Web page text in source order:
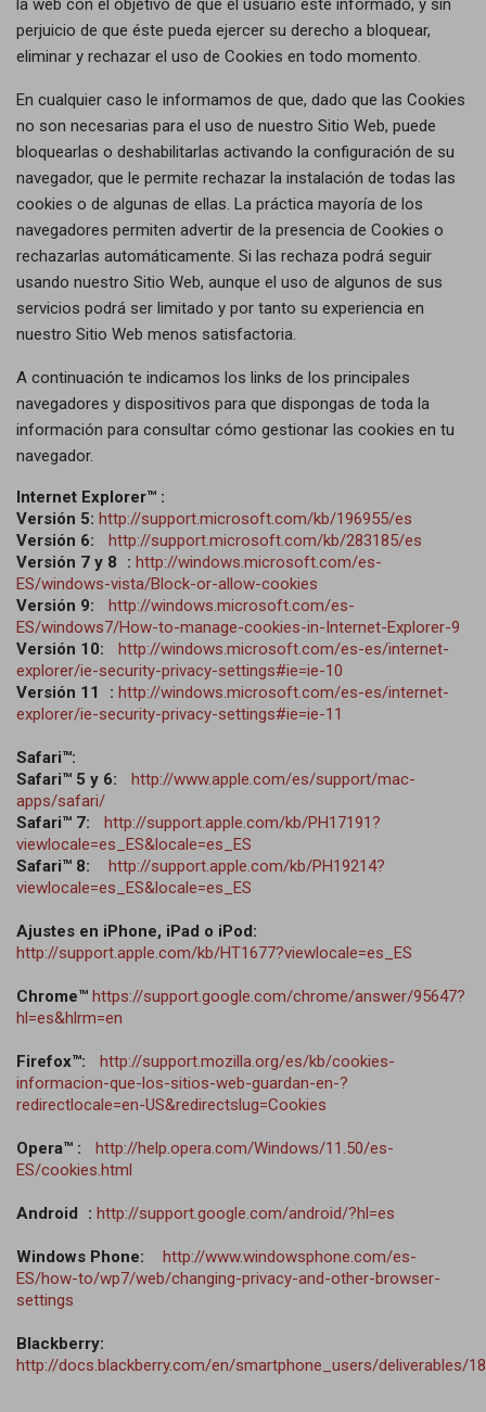
la web con el objetivo de que el usuario esté informado, y sin
perjuicio de que éste pueda ejercer su derecho a bloquear,
eliminar y rechazar el uso de Cookies en todo momento.
En cualquier caso le informamos de que, dado que las Cookies
no son necesarias para el uso de nuestro Sitio Web, puede
bloquearlas o deshabilitarlas activando la configuración de su
navegador, que le permite rechazar la instalación de todas las
cookies o de algunas de ellas. La práctica mayoría de los
navegadores permiten advertir de la presencia de Cookies o
rechazarlas automáticamente. Si las rechaza podrá seguir
usando nuestro Sitio Web, aunque el uso de algunos de sus
servicios podrá ser limitado y por tanto su experiencia en
nuestro Sitio Web menos satisfactoria.
A continuación te indicamos los links de los principales
navegadores y dispositivos para que dispongas de toda la
información para consultar cómo gestionar las cookies en tu
navegador.
Internet Explorer™ :
Versión 5: http://support.microsoft.com/kb/196955/es
Versión 6:
http://support.microsoft.com/kb/283185/es
Versión 7 y 8 : http://windows.microsoft.com/es-
ES/windows-vista/Block-or-allow-cookies
Versión 9:
http://windows.microsoft.com/es-
ES/windows7/How-to-manage-cookies-in-Internet-Explorer-9
Versión 10:
http://windows.microsoft.com/es-es/internet-
explorer/ie-security-privacy-settings#ie=ie-10
Versión 11 : http://windows.microsoft.com/es-es/internet-
explorer/ie-security-privacy-settings#ie=ie-11
Safari™:
Safari™ 5 y 6:
http://www.apple.com/es/support/mac-
apps/safari/
Safari™ 7:
http://support.apple.com/kb/PH17191?
viewlocale=es_ES&locale=es_ES
Safari™ 8:
http://support.apple.com/kb/PH19214?
viewlocale=es_ES&locale=es_ES
Ajustes en iPhone, iPad o iPod:
http://support.apple.com/kb/HT1677?viewlocale=es_ES
Chrome™ https://support.google.com/chrome/answer/95647?
hl=es&hlrm=en
Firefox™:
http://support.mozilla.org/es/kb/cookies-
informacion-que-los-sitios-web-guardan-en-?
redirectlocale=en-US&redirectslug=Cookies
Opera™ :
http://help.opera.com/Windows/11.50/es-
ES/cookies.html
Android : http://support.google.com/android/?hl=es
Windows Phone:
http://www.windowsphone.com/es-
ES/how-to/wp7/web/changing-privacy-and-other-browser-
settings
Blackberry:
http://docs.blackberry.com/en/smartphone_users/deliverables/